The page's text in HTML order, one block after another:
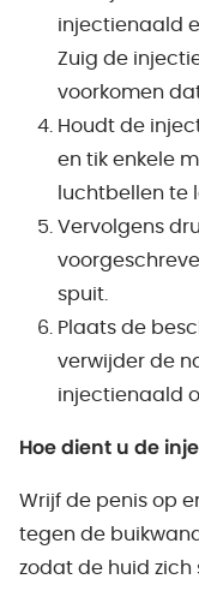
injectienaald
Zuig de
voorkomen
Houdt de
en tik enkele
luchtbellen te
Vervolgens
spuit.
Plaats de
verwijder de
injectienaald
Hoe dient u de
Wrijf de penis op
tegen de
zodat de huid